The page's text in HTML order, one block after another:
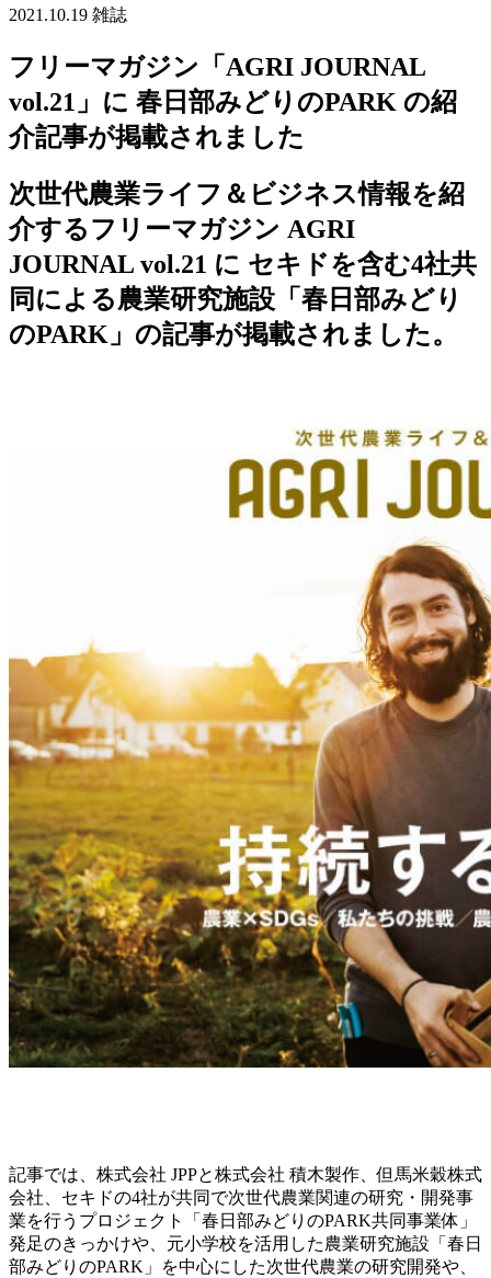
2021.10.19 雑誌
フリーマガジン「AGRI JOURNAL
vol.21」に 春日部みどりのPARK の紹
介記事が掲載されました
次世代農業ライフ＆ビジネス情報を紹
介するフリーマガジン AGRI
JOURNAL vol.21 に セキドを含む4社共
同による農業研究施設「春日部みどり
のPARK」の記事が掲載されました。
記事では、株式会社 JPPと株式会社 積木製作、但馬米穀株式
会社、セキドの4社が共同で次世代農業関連の研究・開発事
業を行うプロジェクト「春日部みどりのPARK共同事業体」
発足のきっかけや、元小学校を活用した農業研究施設「春日
部みどりのPARK」を中心にした次世代農業の研究開発や、